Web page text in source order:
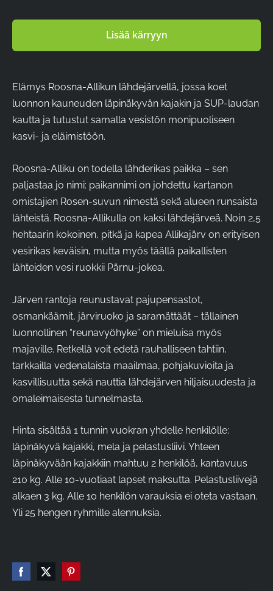
Lisää kärryyn
Elämys Roosna-Allikun lähdejärvellä, jossa koet
luonnon kauneuden läpinäkyvän kajakin ja SUP-laudan
kautta ja tutustut samalla vesistön monipuoliseen
kasvi- ja eläimistöön.
Roosna-Alliku on todella lähderikas paikka – sen
paljastaa jo nimi: paikannimi on johdettu kartanon
omistajien Rosen-suvun nimestä sekä alueen runsaista
lähteistä. Roosna-Allikulla on kaksi lähdejärveä. Noin 2,5
hehtaarin kokoinen, pitkä ja kapea Allikajärv on erityisen
vesirikas keväisin, mutta myös täällä paikallisten
lähteiden vesi ruokkii Pärnu-jokea.
Järven rantoja reunustavat pajupensastot,
osmankäämit, järviruoko ja saramättäät – tällainen
luonnollinen “reunavyöhyke” on mieluisa myös
majaville. Retkellä voit edetä rauhalliseen tahtiin,
tarkkailla vedenalaista maailmaa, pohjakuvioita ja
kasvillisuutta sekä nauttia lähdejärven hiljaisuudesta ja
omaleimaisesta tunnelmasta.
Hinta sisältää 1 tunnin vuokran yhdelle henkilölle:
läpinäkyvä kajakki, mela ja pelastusliivi. Yhteen
läpinäkyvään kajakkiin mahtuu 2 henkilöä, kantavuus
210 kg. Alle 10-vuotiaat lapset maksutta. Pelastusliivejä
alkaen 3 kg. Alle 10 henkilön varauksia ei oteta vastaan.
Yli 25 hengen ryhmille alennuksia.